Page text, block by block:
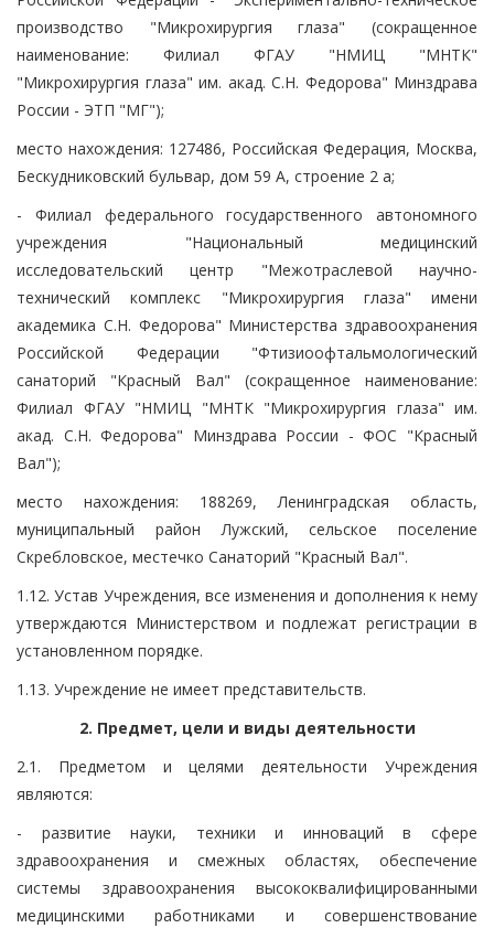
производство "Микрохирургия глаза" (сокращенное
наименование: Филиал ФГАУ "НМИЦ "МНТК"
"Микрохирургия глаза" им. акад. С.Н. Федорова" Минздрава
России - ЭТП "МГ");
место нахождения: 127486, Российская Федерация, Москва,
Бескудниковский бульвар, дом 59 А, строение 2 а;
- Филиал федерального государственного автономного
учреждения "Национальный медицинский
исследовательский центр "Межотраслевой научно-
технический комплекс "Микрохирургия глаза" имени
академика С.Н. Федорова" Министерства здравоохранения
Российской Федерации "Фтизиоофтальмологический
санаторий "Красный Вал" (сокращенное наименование:
Филиал ФГАУ "НМИЦ "МНТК "Микрохирургия глаза" им.
акад. С.Н. Федорова" Минздрава России - ФОС "Красный
Вал");
место нахождения: 188269, Ленинградская область,
муниципальный район Лужский, сельское поселение
Скребловское, местечко Санаторий "Красный Вал".
1.12. Устав Учреждения, все изменения и дополнения к нему
утверждаются Министерством и подлежат регистрации в
установленном порядке.
1.13. Учреждение не имеет представительств.
2. Предмет, цели и виды деятельности
2.1. Предметом и целями деятельности Учреждения
являются:
- развитие науки, техники и инноваций в сфере
здравоохранения и смежных областях, обеспечение
системы здравоохранения высококвалифицированными
медицинскими работниками и совершенствование